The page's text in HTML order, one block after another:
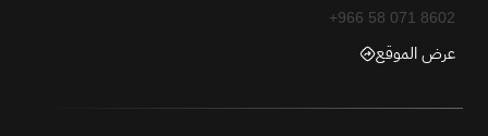
+966 58 071 8602
عرض الموقع